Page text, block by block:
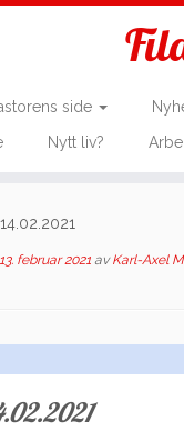
side
Nytt liv?
13. februar 2021 avKarl-Axel